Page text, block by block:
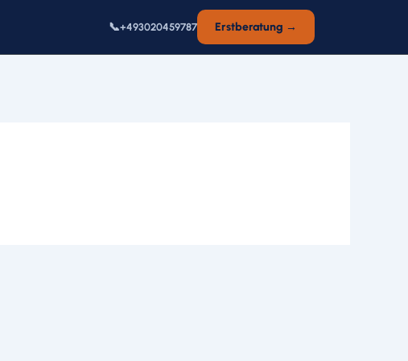
📞+493020459787 Erstberatung →